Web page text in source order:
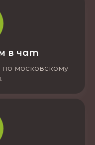
в чат
по московскому